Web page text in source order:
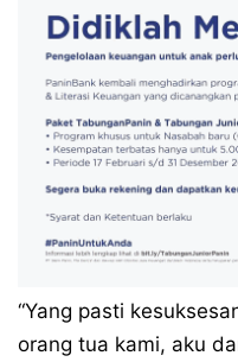
“Yang pasti
orang tua kami, aku